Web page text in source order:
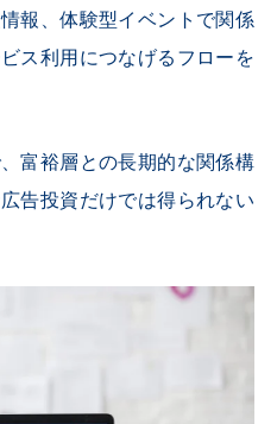
報、体験型イベントで関係
ス利用につなげるフローを
富裕層との長期的な関係構
告投資だけでは得られない